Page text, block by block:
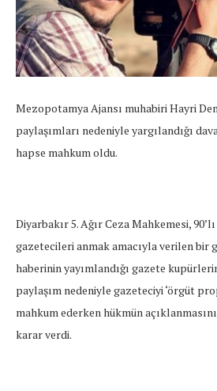
Mezopotamya Ajansı muhabiri Hayri
paylaşımları nedeniyle yargılandığı
hapse mahkum oldu.
Diyarbakır 5. Ağır Ceza Mahkemesi,
gazetecileri anmak amacıyla verilen bir
haberinin yayımlandığı gazete
paylaşım nedeniyle gazeteciyi ‘örgüt
mahkum ederken hükmün
karar verdi.